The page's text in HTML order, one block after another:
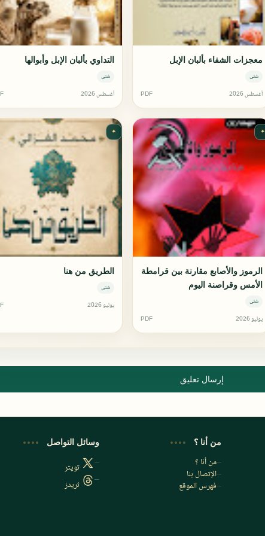
معجزات الشفاء بألبان الإبل
شتى
أغسطس 2026 PDF
التداوي بألبان الإبل وأبوالها
شتى
أغسطس 2026
✦
الرموز والأصابع مقارنة بين قرامطة
الأمس وقراصنة اليوم
شتى
يوليو 2026 PDF
✦
الطريق من هنا
شتى
يوليو 2026
إرسال تعليق
من أنا ؟
من أنا ؟
الإتصال بنا
فهرس الموقع
وسائل التواصل
تويتر
ثريدز